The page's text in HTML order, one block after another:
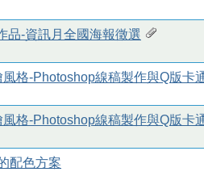
品-資訊月全國海報徵選
風格-Photoshop線稿製作與Q版卡
風格-Photoshop線稿製作與Q版卡
配色方案